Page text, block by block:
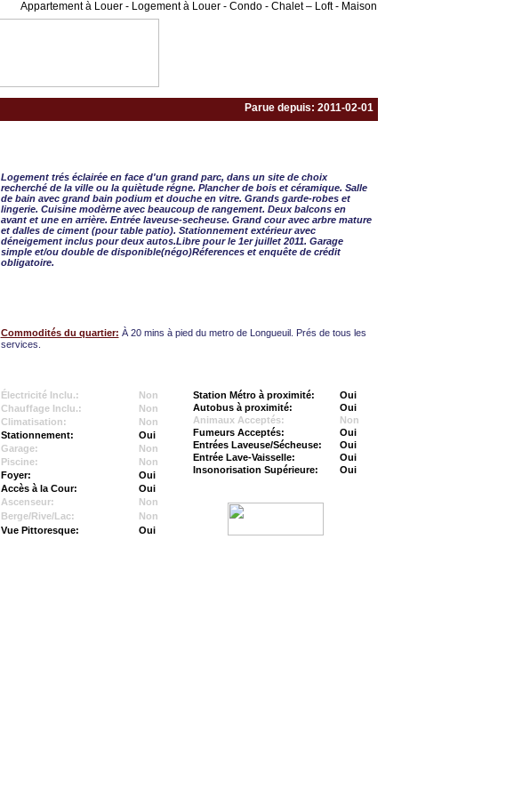
Appartement à Louer - Logement à Louer - Condo - Chalet – Loft - Maison
Parue depuis: 2011-02-01
Logement trés éclairée en face d'un grand parc, dans un site de choix
recherché de la ville ou la quiètude régne. Plancher de bois et céramique. Salle
de bain avec grand bain podium et douche en vitre. Grands garde-robes et
lingerie. Cuisine modèrne avec beaucoup de rangement. Deux balcons en
avant et une en arrière. Entrée laveuse-secheuse. Grand cour avec arbre mature
et dalles de ciment (pour table patio). Stationnement extérieur avec
déneigement inclus pour deux autos.Libre pour le 1er juillet 2011. Garage
simple et/ou double de disponible(négo)Réferences et enquête de crédit
obligatoire.
Commodités du quartier: À 20 mins à pied du metro de Longueuil. Prés de tous les
services.
Électricité Inclu.:
Non
Chauffage Inclu.:
Non
Climatisation:
Non
Stationnement:
Oui
Garage:
Non
Piscine:
Non
Foyer:
Oui
Accès à la Cour:
Oui
Ascenseur:
Non
Berge/Rive/Lac:
Non
Vue Pittoresque:
Oui
Station Métro à proximité:
Oui
Autobus à proximité:
Oui
Animaux Acceptés:
Non
Fumeurs Acceptés:
Oui
Entrées Laveuse/Sécheuse:
Oui
Entrée Lave-Vaisselle:
Oui
Insonorisation Supérieure:
Oui